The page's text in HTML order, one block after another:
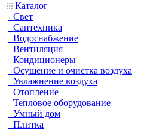
Каталог
Свет
Сантехника
Водоснабжение
Вентиляция
Кондиционеры
Осушение и очистка воздуха
Увлажнение воздуха
Отопление
Тепловое оборудование
Умный дом
Плитка